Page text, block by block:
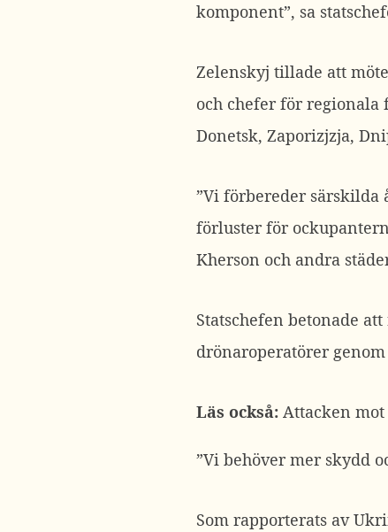
komponent”, sa
Zelenskyj tillade att
och chefer för regionala
Donetsk, Zaporizjzja,
”Vi förbereder särskilda
förluster för
Kherson och andra
Statschefen betonade
drönaroperatörer
Läs också: Attacken mot
”Vi behöver mer skydd
Som rapporterats av